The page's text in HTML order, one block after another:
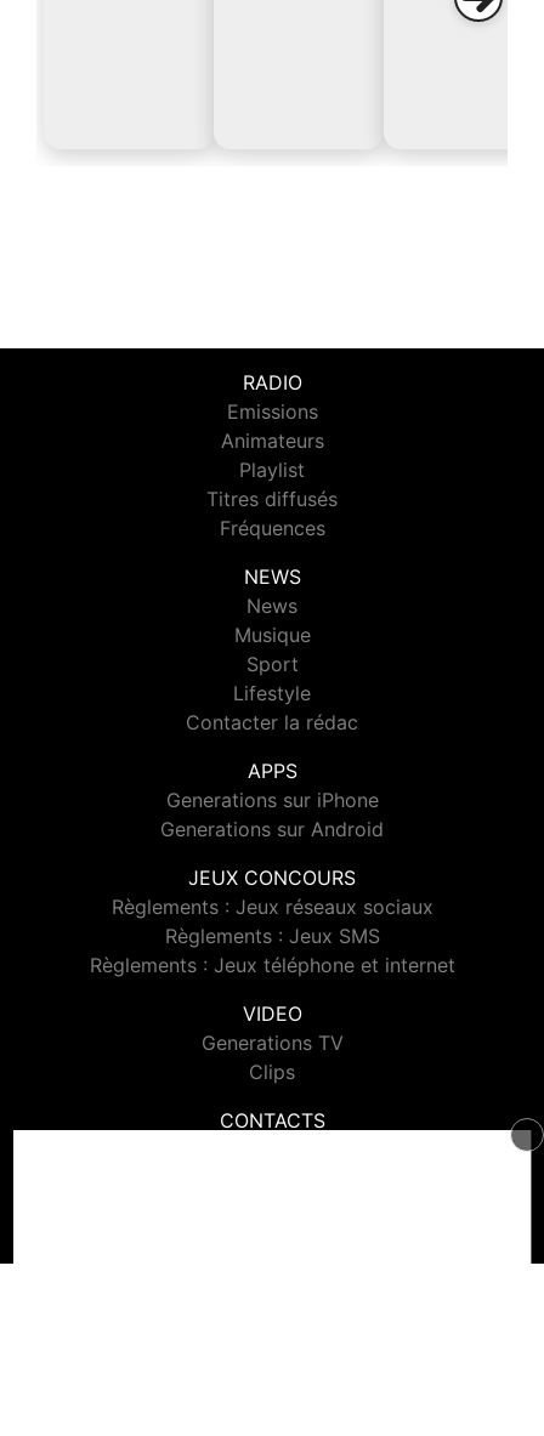
RADIO
Emissions
Animateurs
Playlist
Titres diffusés
Fréquences
NEWS
News
Musique
Sport
Lifestyle
Contacter la rédac
APPS
Generations sur iPhone
Generations sur Android
JEUX CONCOURS
Règlements : Jeux réseaux sociaux
Règlements : Jeux SMS
Règlements : Jeux téléphone et internet
VIDEO
Generations TV
Clips
CONTACTS